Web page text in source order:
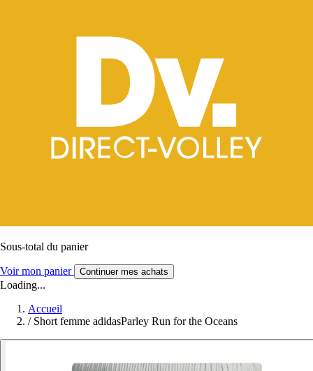
Sous-total du panier
Voir mon panier Continuer mes achats
Loading...
Accueil
/ Short femme adidasParley Run for the Oceans